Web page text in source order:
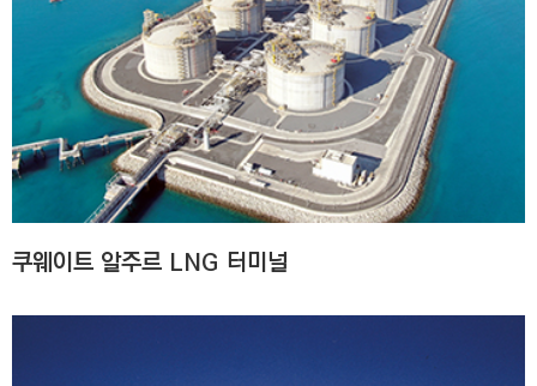
T
R
U
C
T
I
O
N
)
쿠웨이트 알주르 LNG 터미널